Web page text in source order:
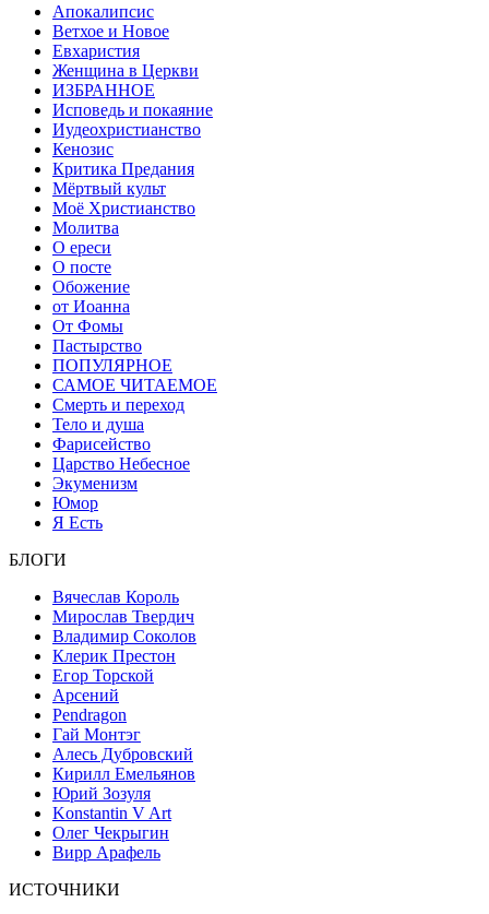
Апокалипсис
Ветхое и Новое
Евхаристия
Женщина в Церкви
ИЗБРАННОЕ
Исповедь и покаяние
Иудеохристианство
Кенозис
Критика Предания
Мёртвый культ
Моё Христианство
Молитва
О ереси
О посте
Обожение
от Иоанна
От Фомы
Пастырство
ПОПУЛЯРНОЕ
САМОЕ ЧИТАЕМОЕ
Смерть и переход
Тело и душа
Фарисейство
Царство Небесное
Экуменизм
Юмор
Я Есть
БЛОГИ
Вячеслав Король
Мирослав Твердич
Владимир Соколов
Клерик Престон
Егор Topской
Арсений
Pendragon
Гай Монтэг
Алесь Дубровский
Кирилл Емельянов
Юрий Зозуля
Konstantin V Art
Олег Чекрыгин
Вирр Арафель
ИСТОЧНИКИ